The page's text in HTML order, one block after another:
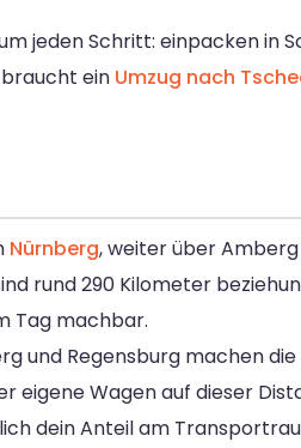
jeden Schritt: einpacken in
ein Umzug nach
Nürnberg, weiter über
rund 290 Kilometer
Tag machbar.
und Regensburg machen
eigene Wagen auf dieser
dein Anteil am